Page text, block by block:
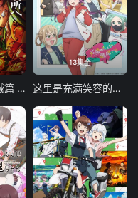
鬼灭之刃 无限城篇 第一章 猗窝座再袭
13集全
这里是充满笑容的职场。